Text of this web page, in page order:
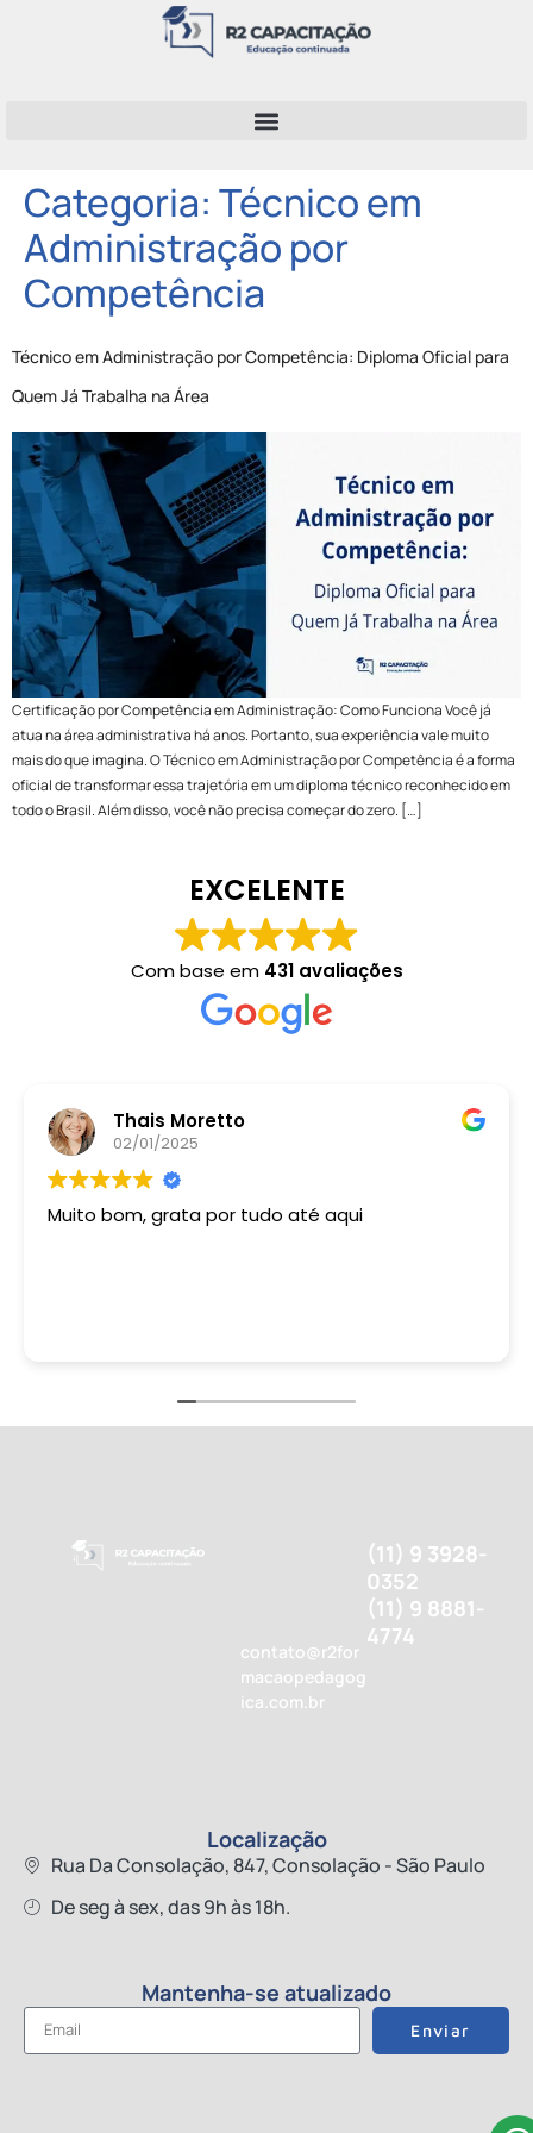
Categoria: Técnico em
Administração por
Competência
Técnico em Administração por Competência: Diploma Oficial para
Quem Já Trabalha na Área
Certificação por Competência em Administração: Como Funciona Você já
atua na área administrativa há anos. Portanto, sua experiência vale muito
mais do que imagina. O Técnico em Administração por Competência é a forma
oficial de transformar essa trajetória em um diploma técnico reconhecido em
todo o Brasil. Além disso, você não precisa começar do zero. […]
EXCELENTE
Com base em 431 avaliações
Thais Moretto
02/01/2025
Muito bom, grata por tudo até aqui
contato@r2for
macaopedagog
ica.com.br
(11) 9 3928-
0352
(11) 9 8881-
4774
Localização
Rua Da Consolação, 847, Consolação - São Paulo
De seg à sex, das 9h às 18h.
Mantenha-se atualizado
Enviar